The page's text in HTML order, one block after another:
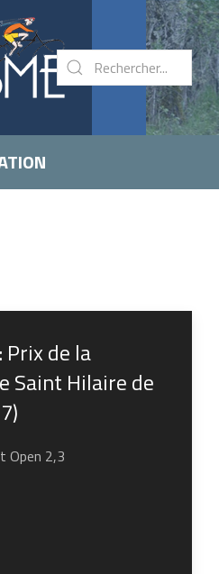
de la
Saint Hilaire de
Open 2,3